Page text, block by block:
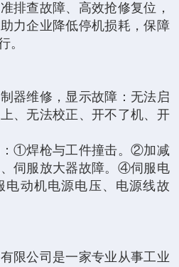
排查故障、高效抢修复位，
力企业降低停机损耗，保障
。
器维修，显示故障：无法启
、无法校正、开不了机、开
：①焊枪与工件撞击。②加减
伺服放大器故障。④伺服电
动机电源电压、电源线故
限公司是一家专业从事工业